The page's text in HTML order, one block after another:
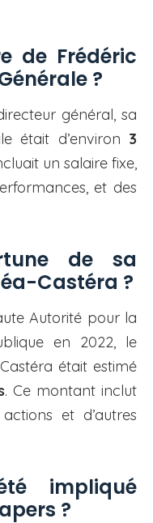
de Frédéric
?
général, sa
était d’environ 3
un salaire fixe,
et des
de sa
Castéra ?
Autorité pour la
en 2022, le
était estimé
. Ce montant inclut
et d’autres
impliqué
?